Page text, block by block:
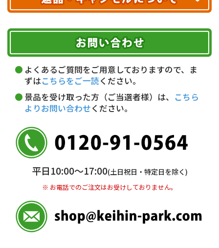
ヤマト運輸
お届け可能時間帯
午前中 14～16時
16～18時
18～20時
19～21時 指定なし
代金引換(現金のみ)
5,000円未満…330円(税込)
銀行振込(前払い)
普通 7263489
＜口座名＞ カ）ディースタイル
※ 振込み手数料お客様ご負担。
期限を含むルール（条件）や、お客様にご負担い
ただく費用がございます。
詳しくはこちら▶
よくあるご質問をご用意しておりますので、ま
ずはこちらをご一読ください。
景品を受け取った方（ご当選者様）は、 こちら
よりお問い合わせください。
平日10:00〜17:00(土日祝日・特定日を除く)
※ お電話でのご注文はお受けしておりません。